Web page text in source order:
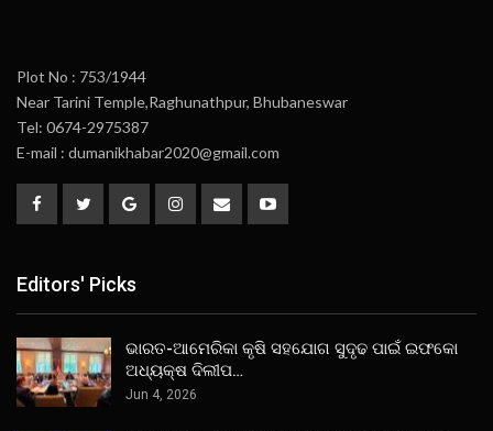
Plot No : 753/1944
Near Tarini Temple,Raghunathpur, Bhubaneswar
Tel: 0674-2975387
E-mail : dumanikhabar2020@gmail.com
Editors' Picks
ଭାରତ-ଆମେରିକା କୃଷି ସହଯୋଗ ସୁଦୃଢ ପାଇଁ ଇଫକୋ
ଅଧ୍ୟକ୍ଷ ଦିଲୀପ…
Jun 4, 2026